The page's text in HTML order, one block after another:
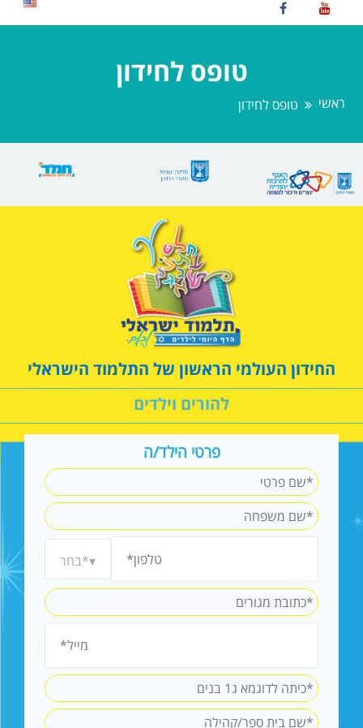
טופס לחידון
ראשי טופס לחידון
החידון העולמי הראשון של התלמוד הישראלי
להורים וילדים
פרטי הילד/ה